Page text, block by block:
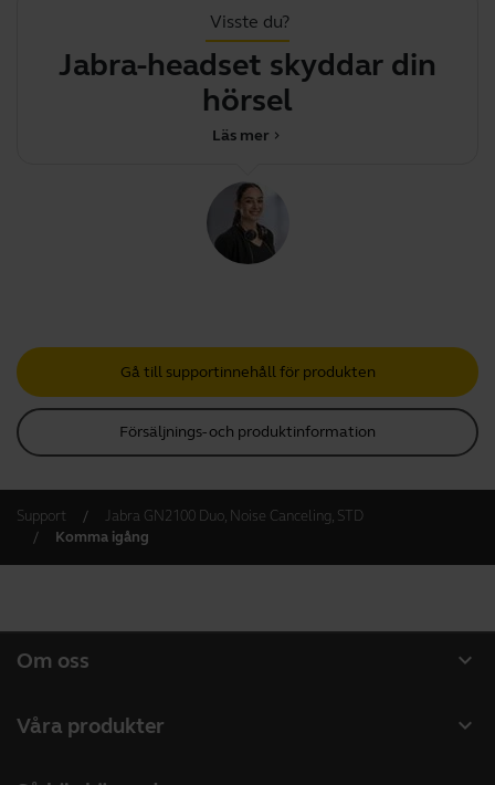
Visste du?
Jabra-headset skyddar din
hörsel
chevron_right
Läs mer
Gå till supportinnehåll för produkten
Försäljnings- och produktinformation
Support
Jabra GN2100 Duo, Noise Canceling, STD
Komma igång
expand_more
Om oss
expand_more
Våra produkter